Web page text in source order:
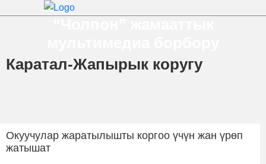
Каратал-Жапырык коругу
Окуучулар жаратылышты коргоо үчүн жан үрөп
жатышат